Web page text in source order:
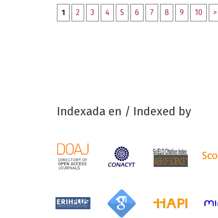
1 2 3 4 5 6 7 8 9 10 >
Indexada en / Indexed by